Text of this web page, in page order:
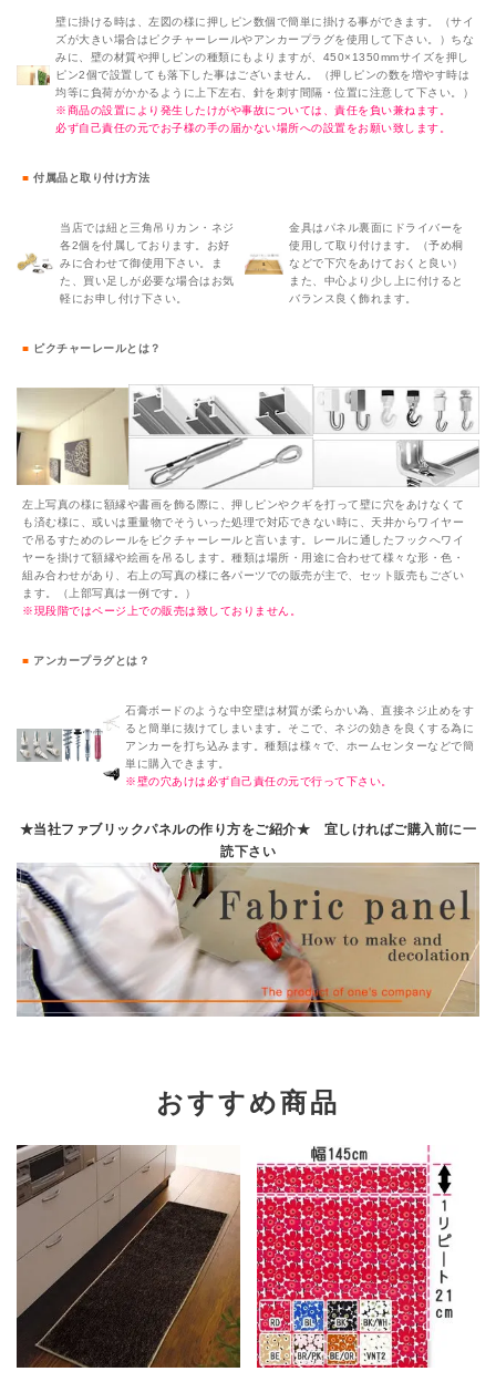
壁に掛ける時は、左図の様に押しピン数個で簡単に掛ける事ができます。（サイ
ズが大きい場合はピクチャーレールやアンカープラグを使用して下さい。）ちな
みに、壁の材質や押しピンの種類にもよりますが、450×1350mmサイズを押し
ピン2個で設置しても落下した事はございません。（押しピンの数を増やす時は
均等に負荷がかかるように上下左右、針を刺す間隔・位置に注意して下さい。）
※商品の設置により発生したけがや事故については、責任を負い兼ねます。
必ず自己責任の元でお子様の手の届かない場所への設置をお願い致します。
■ 付属品と取り付け方法
当店では紐と三角吊りカン・ネジ
各2個を付属しております。お好
みに合わせて御使用下さい。ま
た、買い足しが必要な場合はお気
軽にお申し付け下さい。
金具はパネル裏面にドライバーを
使用して取り付けます。（予め桐
などで下穴をあけておくと良い）
また、中心より少し上に付けると
バランス良く飾れます。
■ ピクチャーレールとは？
左上写真の様に額縁や書画を飾る際に、押しピンやクギを打って壁に穴をあけなくて
も済む様に、或いは重量物でそういった処理で対応できない時に、天井からワイヤー
で吊るすためのレールをピクチャーレールと言います。レールに通したフックへワイ
ヤーを掛けて額縁や絵画を吊るします。種類は場所・用途に合わせて様々な形・色・
組み合わせがあり、右上の写真の様に各パーツでの販売が主で、セット販売もござい
ます。（上部写真は一例です。）
※現段階ではページ上での販売は致しておりません。
■ アンカープラグとは？
石膏ボードのような中空壁は材質が柔らかい為、直接ネジ止めをす
ると簡単に抜けてしまいます。そこで、ネジの効きを良くする為に
アンカーを打ち込みます。種類は様々で、ホームセンターなどで簡
単に購入できます。
※壁の穴あけは必ず自己責任の元で行って下さい。
★当社ファブリックパネルの作り方をご紹介★ 宜しければご購入前に一
読下さい
おすすめ商品